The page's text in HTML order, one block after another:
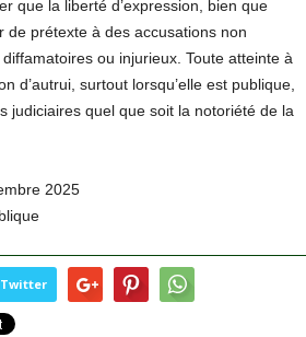
que la liberté d’expression, bien que
de prétexte à des accusations non
ou injurieux. Toute atteinte à
d’autrui, surtout lorsqu’elle est publique,
judiciaires quel que soit la notoriété de la
2025
Twitter